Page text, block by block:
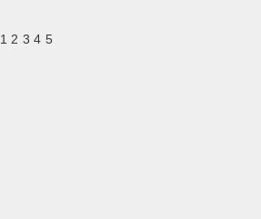
1 2 3 4 5